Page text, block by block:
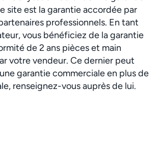
site est la garantie accordée par
professionnels. En tant
vous bénéficiez de la garantie
de 2 ans pièces et main
votre vendeur. Ce dernier peut
garantie commerciale en plus de
renseignez-vous auprès de lui.